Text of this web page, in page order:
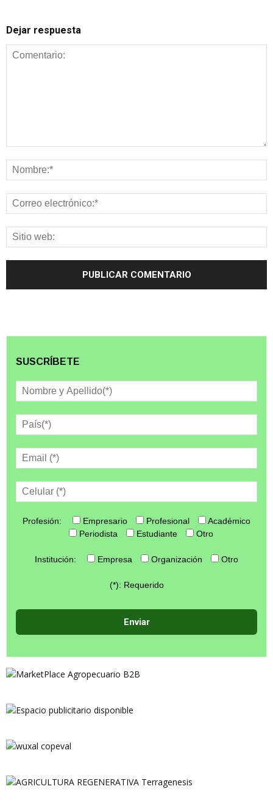
Dejar respuesta
SUSCRÍBETE
Profesión: Empresario Profesional
Académico
Periodista
Estudiante Otro
Institución: Empresa Organización Otro
(*): Requerido